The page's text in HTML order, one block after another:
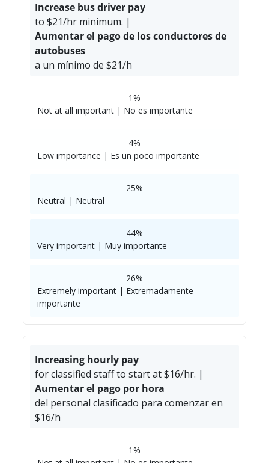
Increase bus driver pay
to $21/hr minimum. |
Aumentar el pago de los conductores de
autobuses
a un mínimo de $21/h
1%
Not at all important | No es importante
4%
Low importance | Es un poco importante
25%
Neutral | Neutral
44%
Very important | Muy importante
26%
Extremely important | Extremadamente
importante
Increasing hourly pay
for classified staff to start at $16/hr. |
Aumentar el pago por hora
del personal clasificado para comenzar en
$16/h
1%